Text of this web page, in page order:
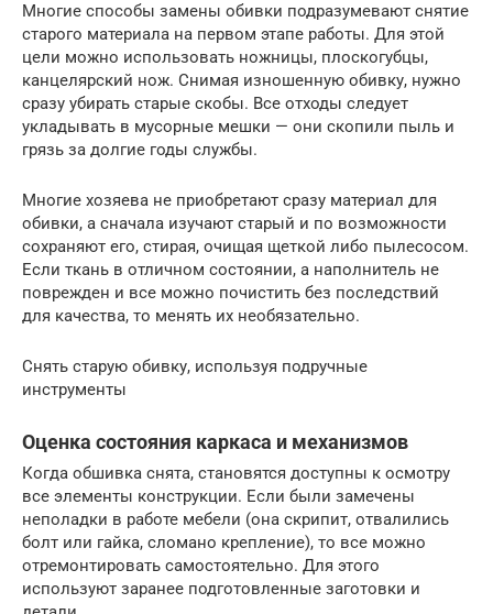
Многие способы замены обивки подразумевают снятие
старого материала на первом этапе работы. Для этой
цели можно использовать ножницы, плоскогубцы,
канцелярский нож. Снимая изношенную обивку, нужно
сразу убирать старые скобы. Все отходы следует
укладывать в мусорные мешки — они скопили пыль и
грязь за долгие годы службы.
Многие хозяева не приобретают сразу материал для
обивки, а сначала изучают старый и по возможности
сохраняют его, стирая, очищая щеткой либо пылесосом.
Если ткань в отличном состоянии, а наполнитель не
поврежден и все можно почистить без последствий
для качества, то менять их необязательно.
Снять старую обивку, используя подручные
инструменты
Оценка состояния каркаса и механизмов
Когда обшивка снята, становятся доступны к осмотру
все элементы конструкции. Если были замечены
неполадки в работе мебели (она скрипит, отвалились
болт или гайка, сломано крепление), то все можно
отремонтировать самостоятельно. Для этого
используют заранее подготовленные заготовки и